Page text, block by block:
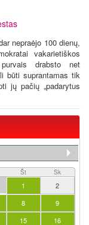
nepraėjo 100 dienų,
vakarietiškos
drabsto net
būti suprantamas tik
jų pačių „padarytus
Št Sk
1
2
8
9
15 16